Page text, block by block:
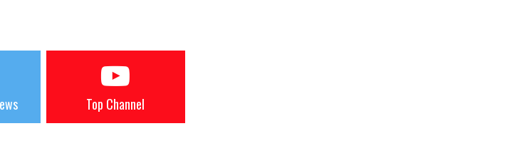
Top Channel